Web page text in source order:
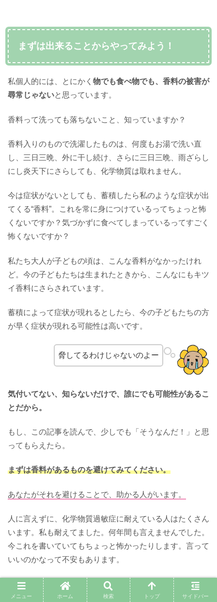
まずは出来ることからやってみよう！
私個人的には、とにかく 物でも食べ物でも、香料の被害が
尋常じゃないと思っています。
香料って洗っても落ちないこと、知っていますか？
香料入りのもので洗濯したものは、何度もお湯で洗い直
し、三日三晩、外に干し続け、さらに三日三晩、雨ざらし
にし炎天下にさらしても、化学物質は取れません。
今は症状がないとしても、蓄積したら私のような症状が出
てくる“香料”。これを常に身につけているってちょっと怖
くないですか？気づかずに食べてしまっているってすごく
怖くないですか？
私たち大人が子どもの頃は、こんな香料がなかったけれ
ど。今の子どもたちは生まれたときから、こんなにもキツ
イ香料にさらされています。
蓄積によって症状が現れるとしたら、今の子どもたちの方
が早く症状が現れる可能性は高いです。
脅してるわけじゃないのよー
気付いてない、知らないだけで、誰にでも可能性があるこ
とだから。
もし、この記事を読んで、少しでも「そうなんだ！」と思
ってもらえたら。
まずは香料があるものを避けてみてください。
あなたがそれを避けることで、助かる人がいます。
人に言えずに、化学物質過敏症に耐えている人はたくさん
います。私も耐えてました。何年間も言えませんでした。
今これを書いていてもちょっと怖かったりします。言って
いいのかなって不安もあります。
あまりにも普通に、それを使っている人が多すぎるから。
誰も悪気なんてないのはわかっています。指摘したらモヤ
メニュー ホーム 検索 トップ サイドバー